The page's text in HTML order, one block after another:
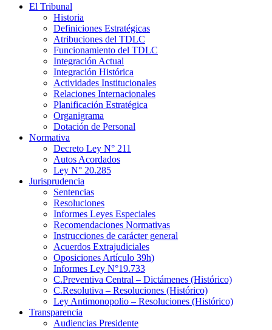
El Tribunal
Historia
Definiciones Estratégicas
Atribuciones del TDLC
Funcionamiento del TDLC
Integración Actual
Integración Histórica
Actividades Institucionales
Relaciones Internacionales
Planificación Estratégica
Organigrama
Dotación de Personal
Normativa
Decreto Ley N° 211
Autos Acordados
Ley N° 20.285
Jurisprudencia
Sentencias
Resoluciones
Informes Leyes Especiales
Recomendaciones Normativas
Instrucciones de carácter general
Acuerdos Extrajudiciales
Oposiciones Artículo 39h)
Informes Ley N°19.733
C.Preventiva Central – Dictámenes (Histórico)
C.Resolutiva – Resoluciones (Histórico)
Ley Antimonopolio – Resoluciones (Histórico)
Transparencia
Audiencias Presidente